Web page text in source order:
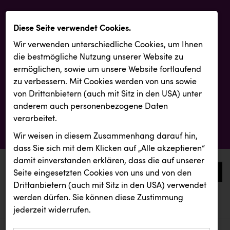
0
aktuelle aussendungen
aktuelle aussendungen
Diese Seite verwendet Cookies.
Wir verwenden unterschiedliche Cookies, um Ihnen
die best­mögliche Nutzung unserer Website zu
ermöglichen, sowie um unsere Website fortlaufend
zu verbessern. Mit Cookies werden von uns sowie
von Drittanbietern (auch mit Sitz in den USA) unter
anderem auch personenbezogene Daten
verarbeitet.
Wir weisen in diesem Zusammenhang darauf hin,
dass Sie sich mit dem Klicken auf „Alle akzeptieren“
damit ein­ver­standen erklären, dass die auf unserer
Seite eingesetzten Cookies von uns und von den
Drittanbietern (auch mit Sitz in den USA) verwendet
werden dürfen. Sie können diese Zustimmung
jederzeit widerrufen.